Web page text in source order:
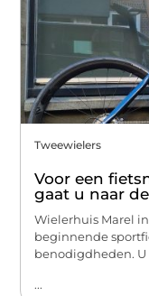
Tweewielers
Voor een
gaat u naar
Wielerhuis Marel
beginnende
benodigdheden.
...